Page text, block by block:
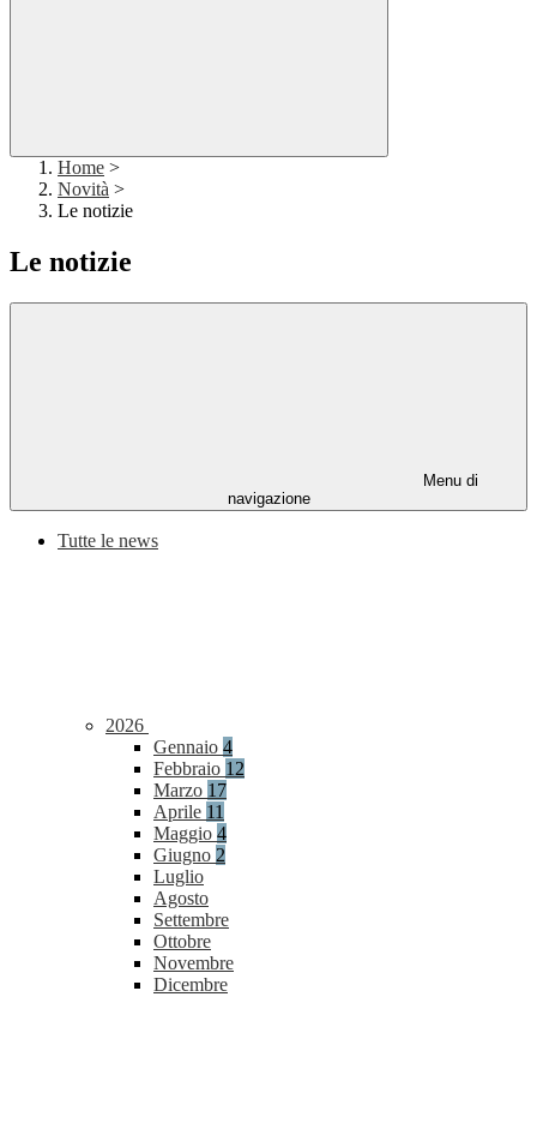
Home >
Novità >
Le notizie
Le notizie
Menu di
navigazione
Tutte le news
2026
Gennaio 4
Febbraio 12
Marzo 17
Aprile 11
Maggio 4
Giugno 2
Luglio
Agosto
Settembre
Ottobre
Novembre
Dicembre